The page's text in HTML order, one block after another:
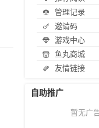
管理记录
邀请码
游戏中心
鱼丸商城
友情链接
自助推广
暂无广告